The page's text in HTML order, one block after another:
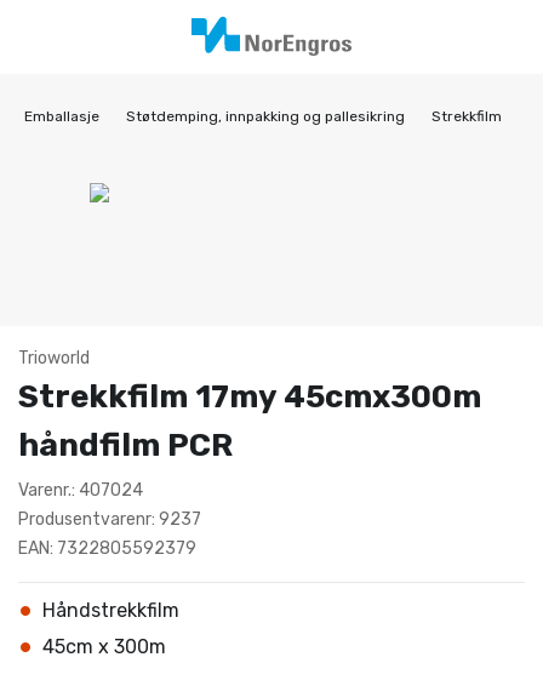
Emballasje Støtdemping, innpakking og pallesikring Strekkfilm
Trioworld
Strekkfilm 17my 45cmx300m
håndfilm PCR
Varenr.: 407024
Produsentvarenr: 9237
EAN: 7322805592379
Håndstrekkfilm
45cm x 300m